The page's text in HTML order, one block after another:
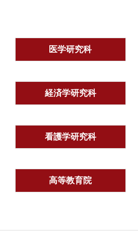
医学研究科
経済学研究科
看護学研究科
高等教育院